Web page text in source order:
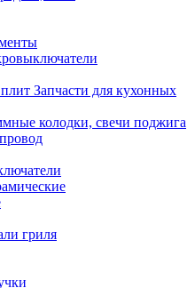
Запчасти для кухонных
колодки, свечи поджига
гриля